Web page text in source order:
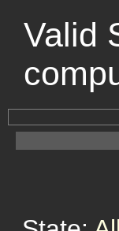
Valid